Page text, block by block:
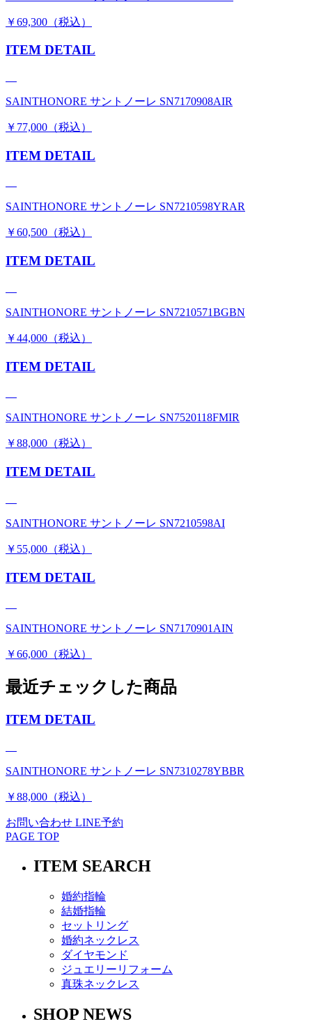
￥69,300（税込）
ITEM DETAIL
SAINTHONORE サントノーレ SN7170908AIR
￥77,000（税込）
ITEM DETAIL
SAINTHONORE サントノーレ SN7210598YRAR
￥60,500（税込）
ITEM DETAIL
SAINTHONORE サントノーレ SN7210571BGBN
￥44,000（税込）
ITEM DETAIL
SAINTHONORE サントノーレ SN7520118FMIR
￥88,000（税込）
ITEM DETAIL
SAINTHONORE サントノーレ SN7210598AI
￥55,000（税込）
ITEM DETAIL
SAINTHONORE サントノーレ SN7170901AIN
￥66,000（税込）
最近チェックした商品
ITEM DETAIL
SAINTHONORE サントノーレ SN7310278YBBR
￥88,000（税込）
お問い合わせ LINE予約
PAGE TOP
ITEM SEARCH
婚約指輪
結婚指輪
セットリング
婚約ネックレス
ダイヤモンド
ジュエリーリフォーム
真珠ネックレス
SHOP NEWS